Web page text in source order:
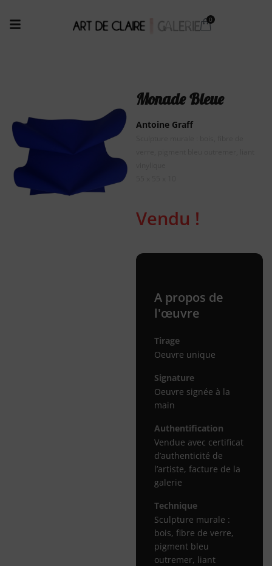
Monade Bleue
Antoine Graff
Vendu !
A propos de
l'œuvre
Tirage
Oeuvre unique
Signature
Oeuvre signée à la
main
Authentification
Vendue avec certificat
d’authenticité de
l’artiste, facture de la
galerie
Technique
Sculpture murale :
bois, fibre de verre,
pigment bleu
outremer, liant